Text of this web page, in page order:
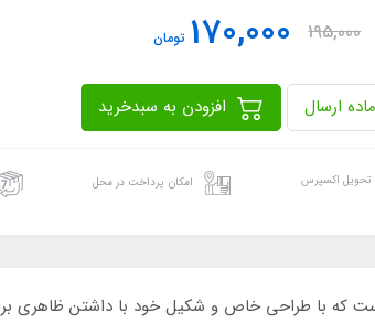
195,000
170,000 تومان
ارسال
تحویل اکسپرس امکان پرداخت در محل
است که با طراحی خاص و شکیل خود با داشتن ظاهری